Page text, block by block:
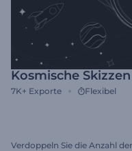
Kosmische
7K+ Exporte Flexibel
Verdoppeln Sie die Anzahl